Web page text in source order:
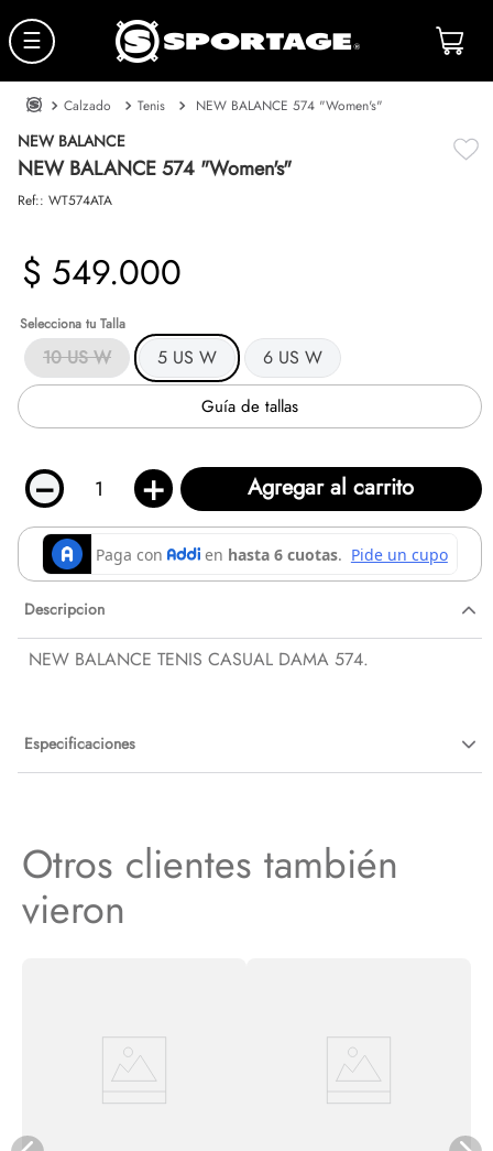
☰
Calzado Tenis NEW BALANCE 574 "Women's"
NEW BALANCE
NEW BALANCE 574 "Women's"
Ref:: WT574ATA
$ 549.000
Talla
10 US W 5 US W 6 US W
Guía de tallas
＋
－ Agregar al carrito
Descripcion
NEW BALANCE TENIS CASUAL DAMA 574.
Especificaciones
Otros clientes también
vieron